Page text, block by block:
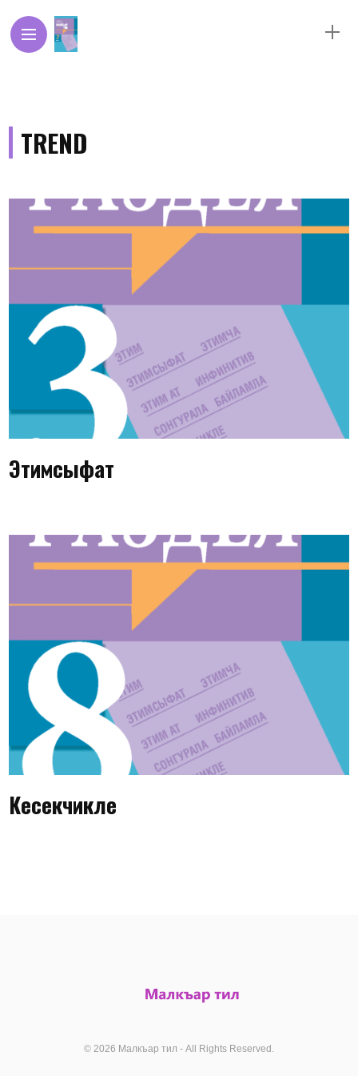
TREND
Этимсыфат
Кесекчикле
© 2026 Малкъар тил - All Rights Reserved.